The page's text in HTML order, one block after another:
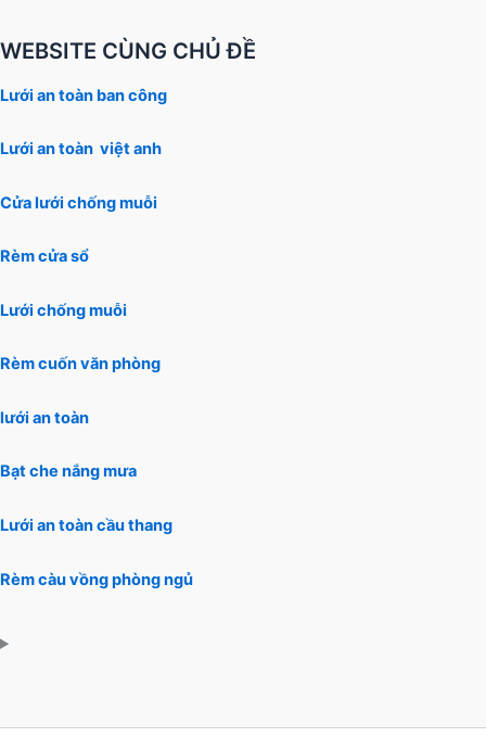
WEBSITE CÙNG CHỦ ĐỀ
Lưới an toàn ban công
Lưới an toàn việt anh
Cửa lưới chống muỗi
Rèm cửa sổ
Lưới chống muỗi
Rèm cuốn văn phòng
lưới an toàn
Bạt che nắng mưa
Lưới an toàn cầu thang
Rèm càu vồng phòng ngủ